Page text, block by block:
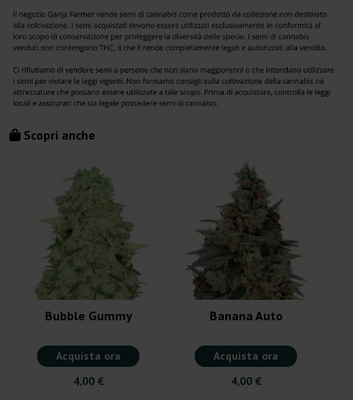
Scopri anche
Bubble Gummy
Acquista ora
4,00 €
Banana Auto
Acquista ora
4,00 €